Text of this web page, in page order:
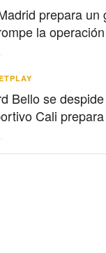
prepara un
la
Bello se
Cali